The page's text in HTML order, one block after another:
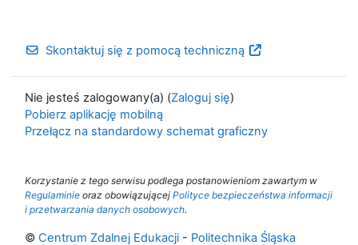
Skontaktuj się z pomocą techniczną
Nie jesteś zalogowany(a) (Zaloguj się)
Pobierz aplikację mobilną
Przełącz na standardowy schemat graficzny
Korzystanie z tego serwisu podlega postanowieniom zawartym w
Regulaminie oraz obowiązującej Polityce bezpieczeństwa informacji
i przetwarzania danych osobowych.
© Centrum Zdalnej Edukacji - Politechnika Śląska